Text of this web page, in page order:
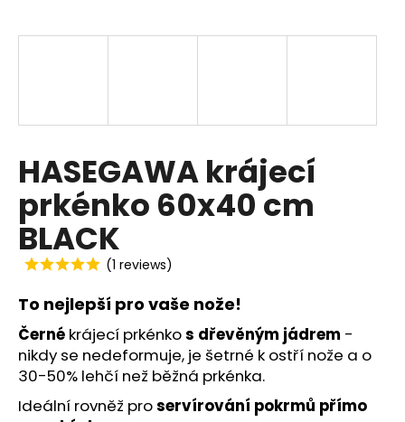
HASEGAWA krájecí
prkénko 60x40 cm
BLACK
(1 reviews)
To nejlepší pro vaše nože!
Černé krájecí prkénkos dřevěným jádrem -
nikdy se nedeformuje, je šetrné k ostří nože a o
30-50% lehčí než běžná prkénka.
Ideální rovněž proservírování pokrmů přímo
j
?
HLEDAT
o
p
o
r
u
č